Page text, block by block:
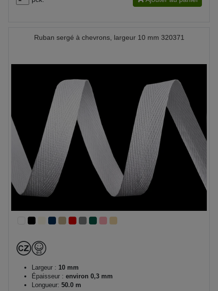
Ruban sergé à chevrons, largeur 10 mm 320371
Largeur : 10 mm
Épaisseur : environ 0,3 mm
Longueur: 50.0 m